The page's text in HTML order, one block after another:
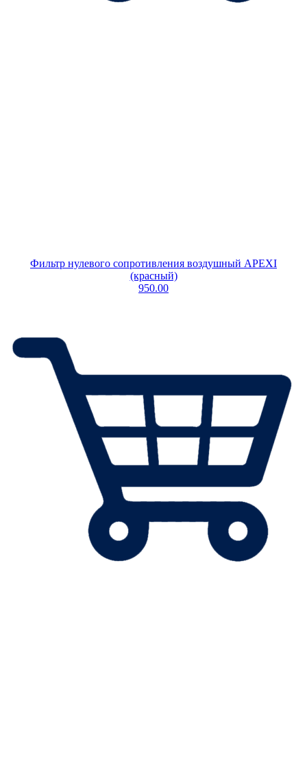
Фильтр нулевого сопротивления воздушный APEXI
(красный)
950.00